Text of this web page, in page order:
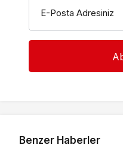
E-Posta Adresiniz
Benzer Haberler